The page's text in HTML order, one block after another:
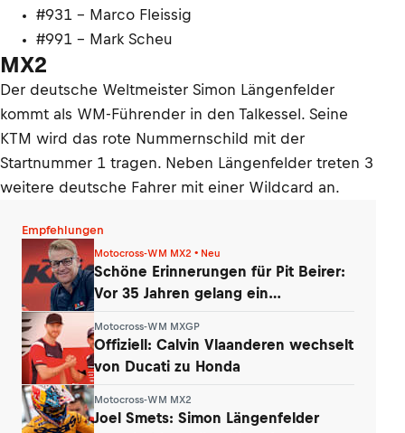
#931 - Marco Fleissig
#991 - Mark Scheu
MX2
Der deutsche Weltmeister Simon Längenfelder
kommt als WM-Führender in den Talkessel. Seine
KTM wird das rote Nummernschild mit der
Startnummer 1 tragen. Neben Längenfelder treten 3
weitere deutsche Fahrer mit einer Wildcard an.
Empfehlungen
Motocross-WM MX2 • Neu
Schöne Erinnerungen für Pit Beirer:
Vor 35 Jahren gelang ein
Motocross-WM MXGP
Offiziell: Calvin Vlaanderen wechselt
von Ducati zu Honda
Motocross-WM MX2
Joel Smets: Simon Längenfelder